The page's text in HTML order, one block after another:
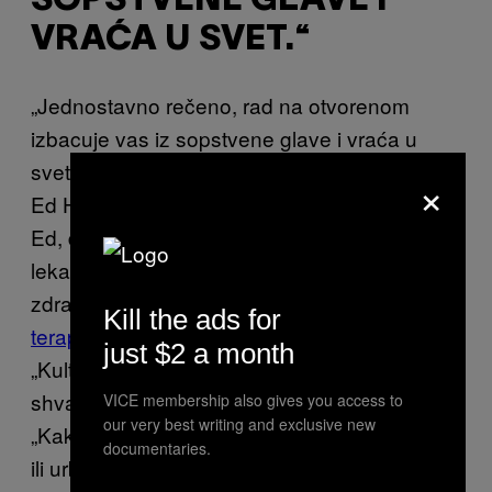
VRAĆA U SVET.“
„Jednostavno rečeno, rad na otvorenom
izbacuje vas iz sopstvene glave i vraća u
svet“, kaže jedan od zaposlenih na projektu
Ed Harknes. Većina učesnika projekta, kaže
Ed, dobijaju uput na njihove usluge od svojih
lekara opšte prakse, inicijative Nacionalnog
zdravstva za Bolji pristup psihološkim
terapijamai drugih zdravstvenih radnika.
„Kultura se menja i mi nismo jedini koji
shvataju značaj preventivne nege“, kaže Ed.
„Kakvo god da je vreme, koliko god bila mala
ili urbana bašta, baštovan je svestan gde se
×
Kill the ads for
just $2 a month
VICE membership also gives you access to
our very best writing and exclusive new
documentaries.